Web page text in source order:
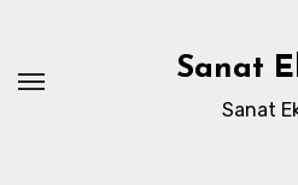
content
Sanat
Sanat